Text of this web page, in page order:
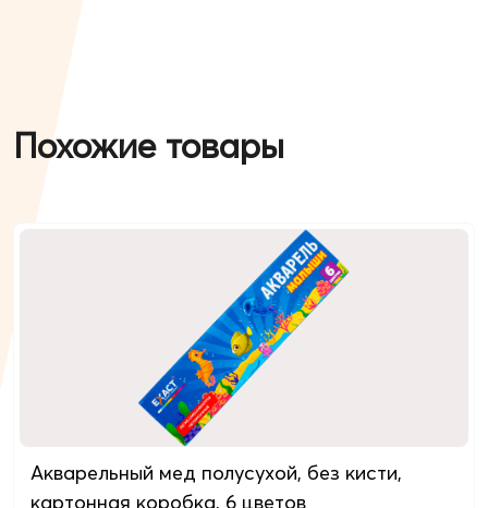
Похожие товары
Акварельный мед полусухой, без кисти,
картонная коробкa, 6 цветов